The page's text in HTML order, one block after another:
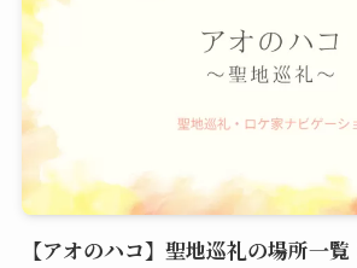
【アオのハコ】聖地巡礼の場所一